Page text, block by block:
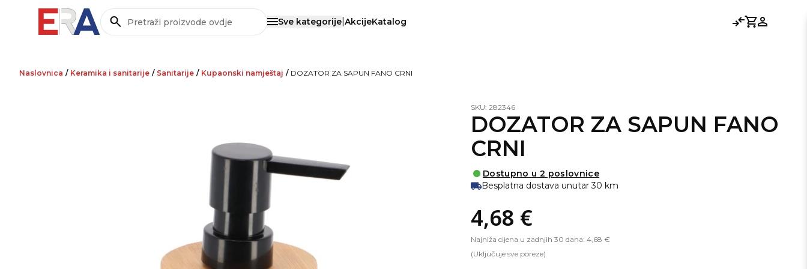
Pretraži Otvori menu
Sve kategorije AkcijeKatalog
Usporedi
Košarica
Prijavi se
Naslovnica / Keramika i sanitarije / Sanitarije / Kupaonski namještaj / DOZATOR ZA SAPUN FANO CRNI
SKU: 282346
DOZATOR ZA SAPUN FANO
CRNI
Dostupno u 2 poslovnice
Besplatna dostava unutar 30 km
4,68 €
Najniža cijena u zadnjih 30 dana: 4,68 €
(Uključuje sve poreze)